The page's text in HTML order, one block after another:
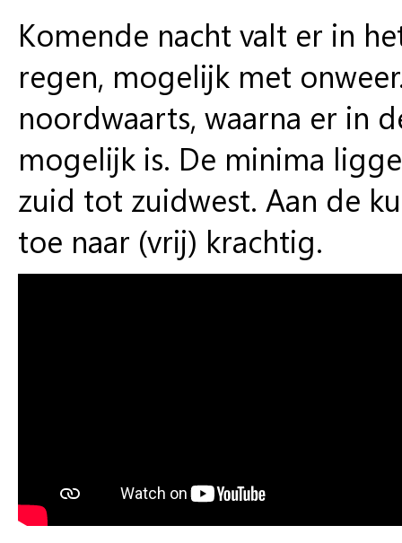
Komende nacht valt er in
regen, mogelijk met
noordwaarts, waarna er in
mogelijk is. De minima
zuid tot zuidwest. Aan de
toe naar (vrij) krachtig.